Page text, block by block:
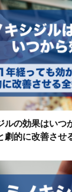
ルの効果はいつ
劇的に改善させ